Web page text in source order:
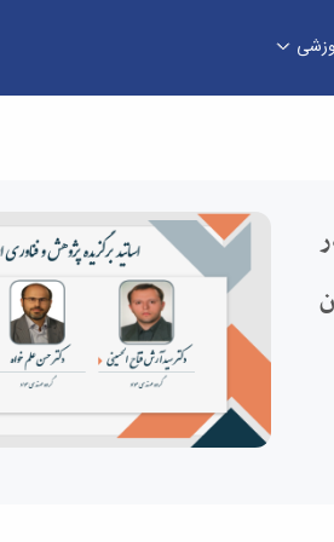
در سال 1404 - دانشکده فنی و